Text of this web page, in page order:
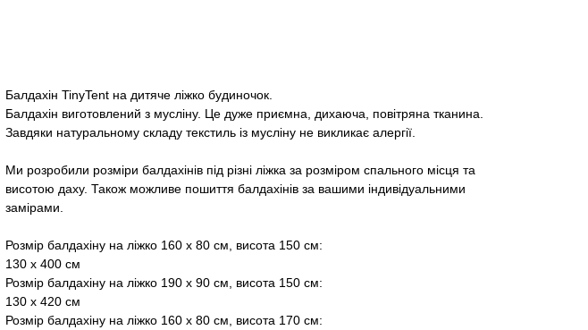
Балдахін TinyTent на дитяче ліжко будиночок.
Балдахін виготовлений з мусліну. Це дуже приємна, дихаюча, повітряна тканина.
Завдяки натуральному складу текстиль із мусліну не викликає алергії.
Ми розробили розміри балдахінів під різні ліжка за розміром спального місця та
висотою даху. Також можливе пошиття балдахінів за вашими індивідуальними
замірами.
Розмір балдахіну на ліжко 160 х 80 см, висота 150 см:
130 х 400 см
Розмір балдахіну на ліжко 190 х 90 см, висота 150 см:
130 х 420 см
Розмір балдахіну на ліжко 160 х 80 см, висота 170 см: